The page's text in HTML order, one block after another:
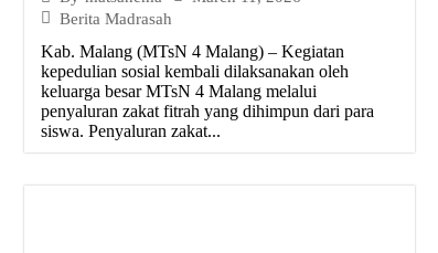
Berita Madrasah
Kab. Malang (MTsN 4 Malang) – Kegiatan
kepedulian sosial kembali dilaksanakan oleh
keluarga besar MTsN 4 Malang melalui
penyaluran zakat fitrah yang dihimpun dari para
siswa. Penyaluran zakat...